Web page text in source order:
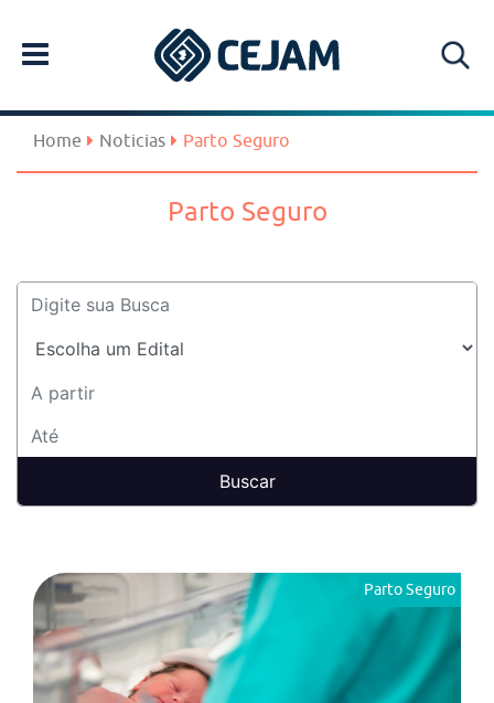
Home Noticias Parto Seguro
Parto Seguro
Parto Seguro